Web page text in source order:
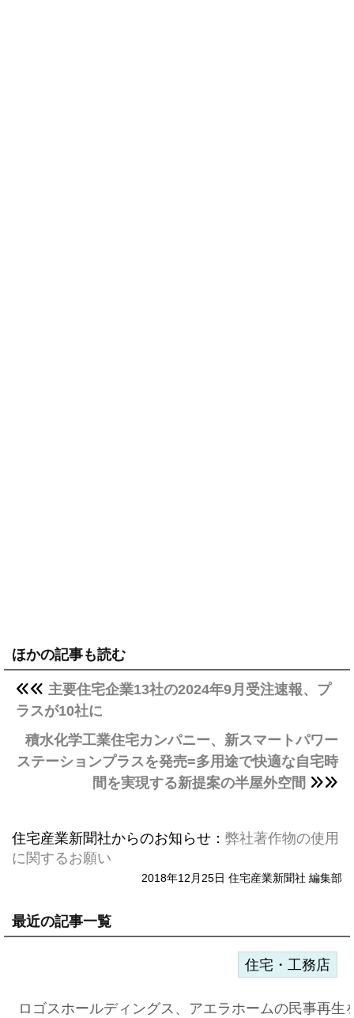
ほかの記事も読む
主要住宅企業13社の2024年9月受注速報、プ
ラスが10社に
積水化学工業住宅カンパニー、新スマートパワー
ステーションプラスを発売=多用途で快適な自宅時
間を実現する新提案の半屋外空間
住宅産業新聞社からのお知らせ： 弊社著作物の使用
に関するお願い
2018年12月25日 住宅産業新聞社 編集部
最近の記事一覧
住宅・工務店
ロゴスホールディングス、アエラホームの民事再